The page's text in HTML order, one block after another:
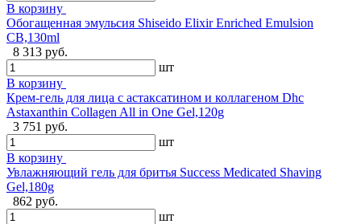
В корзину
Обогащенная эмульсия Shiseido Elixir Enriched Emulsion
CB,130ml
8 313 руб.
шт
В корзину
Крем-гель для лица с астаксатином и коллагеном Dhc
Astaxanthin Collagen All in One Gel,120g
3 751 руб.
шт
В корзину
Увлажняющий гель для бритья Success Medicated Shaving
Gel,180g
862 руб.
шт